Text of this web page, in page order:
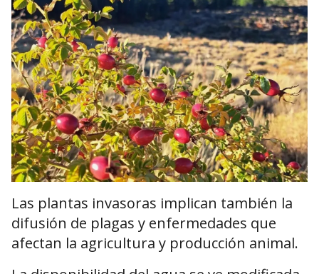
Las plantas invasoras implican también la
difusión de plagas y enfermedades que
afectan la agricultura y producción animal.